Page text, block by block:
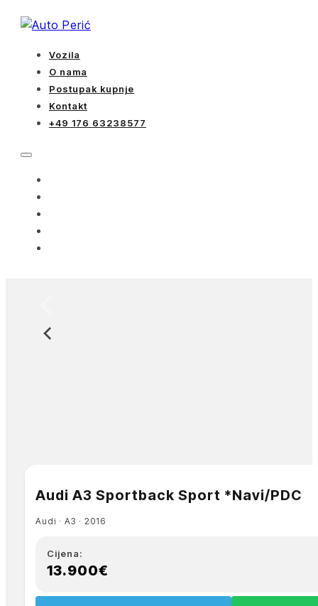
Vozila
O nama
Postupak kupnje
Kontakt
+49 176 63238577
Audi A3 Sportback Sport *Navi/PDC
Audi ∙ A3 ∙ 2016
Cijena:
13.900€